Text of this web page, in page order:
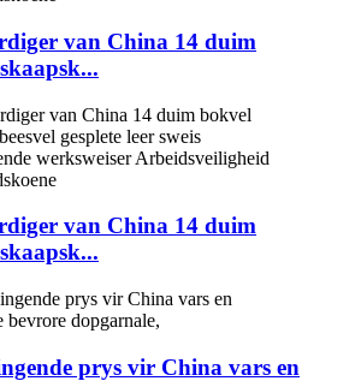
van China 14 duim
van China 14 duim
prys vir China vars en